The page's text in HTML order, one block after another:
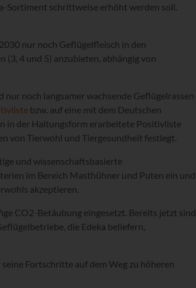
Sortiment schrittweise erhöht werden soll.
nur noch Geflügelfleisch in den
(3, 4 und 5) anzubieten, abhängig von
noch langsamer wachsende Geflügelrassen
bzw. auf eine mit dem Deutschen
in der Haltungsform erarbeitete Positivliste
von Tierwohl und Tiergesundheit festlegt.
und wissenschaftsbasierte
im Bereich Masthühner und Puten ein und
akzeptieren.
CO2-Betäubung eingesetzt. Bereits jetzt sind
die Edeka beliefern,
Fortschritte auf dem Weg zu höheren